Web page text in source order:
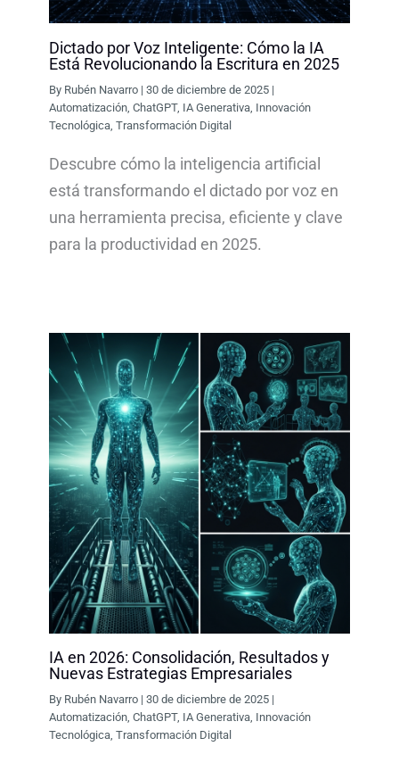
Dictado por Voz Inteligente: Cómo la IA
Está Revolucionando la Escritura en 2025
By Rubén Navarro |30 de diciembre de 2025 |
Automatización ,ChatGPT, IA Generativa Innovación
Tecnológica ,Transformación Digital
Descubre cómo la inteligencia artificial
está transformando el dictado por voz en
una herramienta precisa, eficiente y clave
para la productividad en 2025.
IA en 2026: Consolidación, Resultados y
Nuevas Estrategias Empresariales
By Rubén Navarro |30 de diciembre de 2025 |
Automatización,ChatGPT, IA Generativa, Innovación
Tecnológica,Transformación Digital